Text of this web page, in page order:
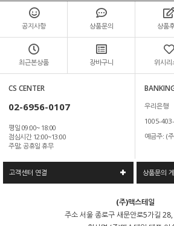
공지사항 상품문의 상품
최근본상품 장바구니 위시리
CS CENTER
02-6956-0107
평일 09:00~ 18:00
점심시간 12:00~13:00
주말, 공휴일 휴무
우리은행
1005-
예금주: (
고객센터 연결 상품문의
(주)맥스테일
주소서울 종로구 새문안로5가길